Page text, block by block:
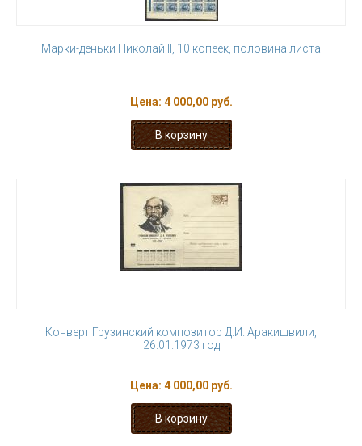
Марки-деньки Николай II, 10 копеек, половина листа
Цена: 4 000,00 руб.
Конверт Грузинский композитор Д.И. Аракишвили,
26.01.1973 год
Цена: 4 000,00 руб.